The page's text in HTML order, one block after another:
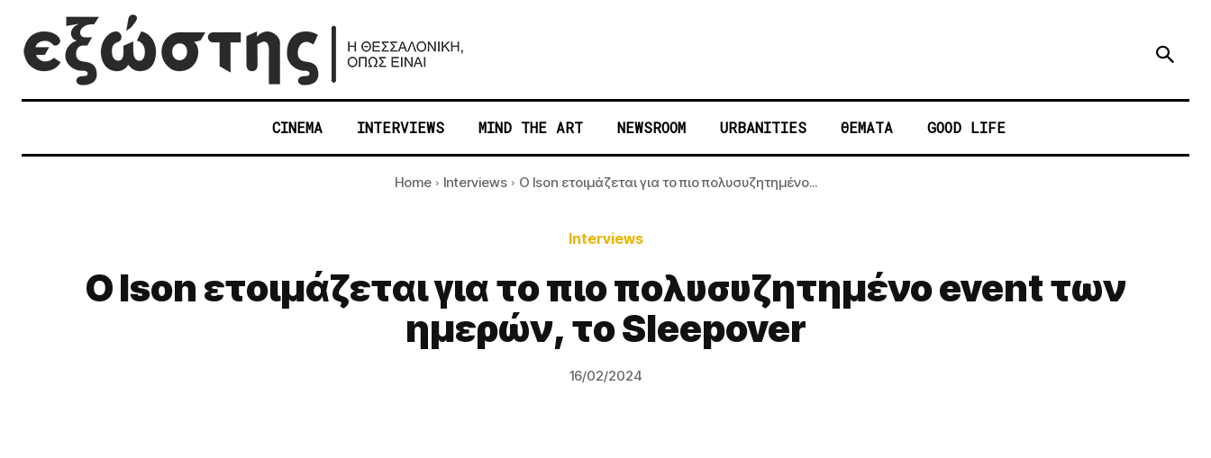
CINEMA INTERVIEWS MIND THE ART NEWSROOM URBANITIES ΘΕΜΑΤΑ GOOD LIFE
Home Interviews O Ison ετοιμάζεται για το πιο πολυσυζητημένο...
Interviews
O Ison ετοιμάζεται για το πιο πολυσυζητημένο event των
ημερών, το Sleepover
16/02/2024